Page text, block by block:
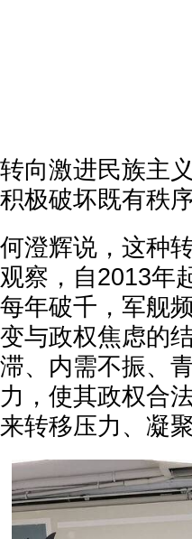
转向激进民族主
积极破坏既有秩
何澄辉说，这种
观察，自2013年
每年破千，军舰
变与政权焦虑的
滞、内需不振、
力，使其政权合
来转移压力、凝